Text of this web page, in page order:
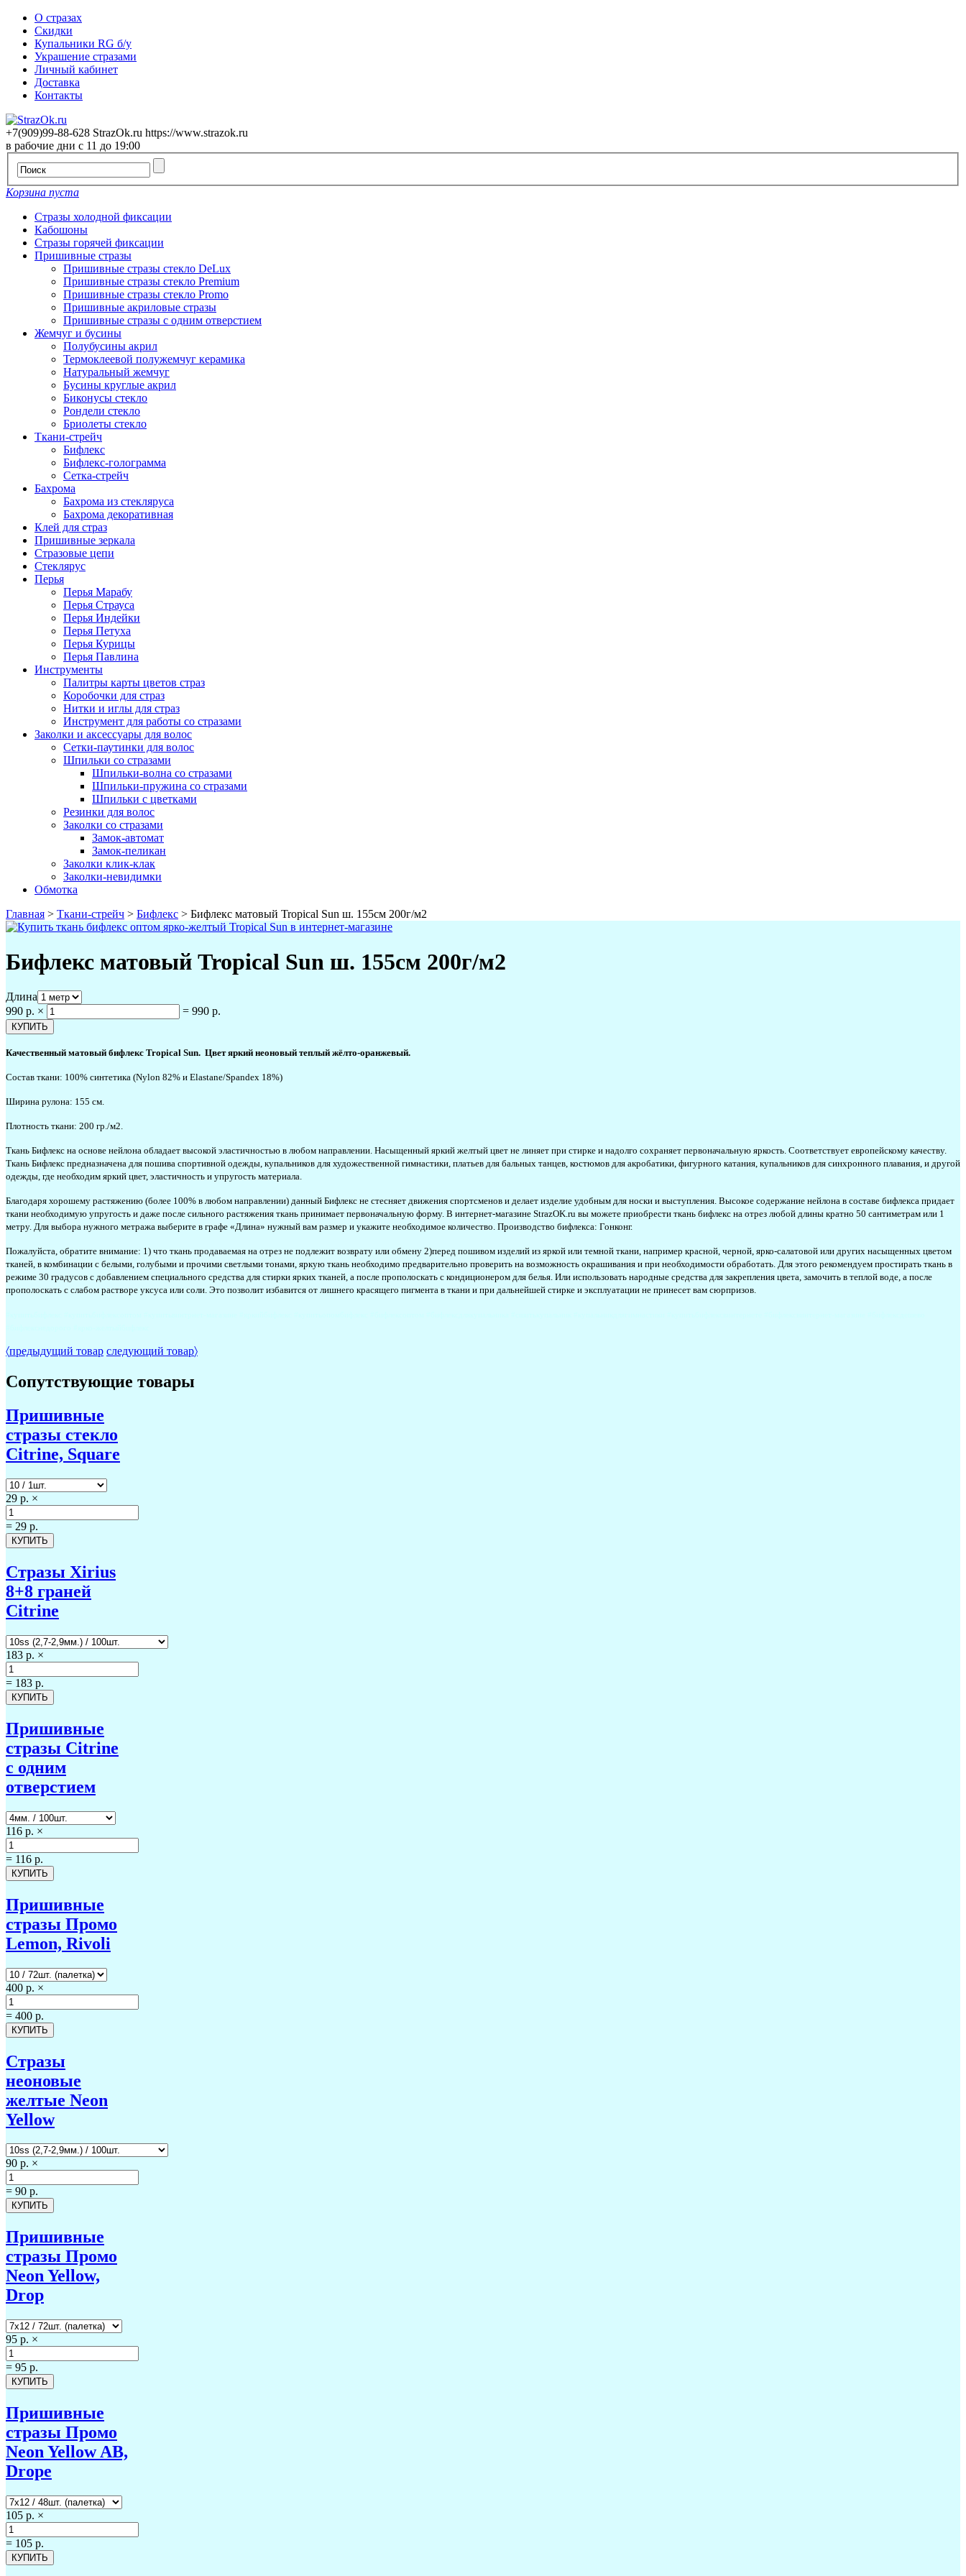
О стразах
Скидки
Купальники RG б/у
Украшение стразами
Личный кабинет
Доставка
Контакты
+7(909)99-88-628 StrazOk.ru https://www.strazok.ru
в рабочие дни с 11 до 19:00
Корзина пуста
Стразы холодной фиксации
Кабошоны
Стразы горячей фиксации
Пришивные стразы
Пришивные стразы стекло DeLux
Пришивные стразы стекло Premium
Пришивные стразы стекло Promo
Пришивные акриловые стразы
Пришивные стразы с одним отверстием
Жемчуг и бусины
Полубусины акрил
Термоклеевой полужемчуг керамика
Натуральный жемчуг
Бусины круглые акрил
Биконусы стекло
Рондели стекло
Бриолеты стекло
Ткани-стрейч
Бифлекс
Бифлекс-голограмма
Сетка-стрейч
Бахрома
Бахрома из стекляруса
Бахрома декоративная
Клей для страз
Пришивные зеркала
Cтразовые цепи
Стеклярус
Перья
Перья Марабу
Перья Страуса
Перья Индейки
Перья Петуха
Перья Курицы
Перья Павлина
Инструменты
Палитры карты цветов страз
Коробочки для страз
Нитки и иглы для страз
Инструмент для работы со стразами
Заколки и аксессуары для волос
Сетки-паутинки для волос
Шпильки со стразами
Шпильки-волна со стразами
Шпильки-пружина со стразами
Шпильки с цветками
Резинки для волос
Заколки со стразами
Замок-автомат
Замок-пеликан
Заколки клик-клак
Заколки-невидимки
Обмотка
Главная > Ткани-стрейч > Бифлекс > Бифлекс матовый Tropical Sun ш. 155см 200г/м2
Бифлекс матовый Tropical Sun ш. 155см 200г/м2
Длина
990 р. × = 990 р.
Качественный матовый бифлекс Tropical Sun. Цвет яркий неоновый теплый жёлто-оранжевый.
Состав ткани: 100% синтетика (Nylon 82% и Elastane/Spandex 18%)
Ширина рулона: 155 см.
Плотность ткани: 200 гр./м2.
Ткань Бифлекс на основе нейлона обладает высокой эластичностью в любом направлении. Насыщенный яркий желтый цвет не линяет при стирке и надолго сохраняет первоначальную яркость. Соответствует европейскому качеству.
Ткань Бифлекс предназначена для пошива спортивной одежды, купальников для художественной гимнастики, платьев для бальных танцев, костюмов для акробатики, фигурного катания, купальников для синхронного плавания, и другой
одежды, где необходим яркий цвет, эластичность и упругость материала.
Благодаря хорошему растяжению (более 100% в любом направлении) данный Бифлекс не стесняет движения спортсменов и делает изделие удобным для носки и выступления. Высокое содержание нейлона в составе бифлекса придает
ткани необходимую упругость и даже после сильного растяжения ткань принимает первоначальную форму. В интернет-магазине StrazOK.ru вы можете приобрести ткань бифлекс на отрез любой длины кратно 50 сантиметрам или 1
метру. Для выбора нужного метража выберите в графе «Длина» нужный вам размер и укажите необходимое количество. Производство бифлекса: Гонконг.
Пожалуйста, обратите внимание: 1) что ткань продаваемая на отрез не подлежит возврату или обмену 2)перед пошивом изделий из яркой или темной ткани, например красной, черной, ярко-салатовой или других насыщенных цветом
тканей, в комбинации с белыми, голубыми и прочими светлыми тонами, яркую ткань необходимо предварительно проверить на возможность окрашивания и при необходимости обработать. Для этого рекомендуем простирать ткань в
режиме 30 градусов с добавлением специального средства для стирки ярких тканей, а после прополоскать с кондиционером для белья. Или использовать народные средства для закрепления цвета, замочить в теплой воде, а после
прополоскать с слабом растворе уксуса или соли. Это позволит избавится от лишнего красящего пигмента в ткани и при дальнейшей стирке и эксплуатации не принесет вам сюрпризов.
〈предыдущий товар следующий товар〉
Сопутствующие товары
Пришивные
стразы стекло
Citrine, Square
29 р. ×
= 29 р.
Стразы Xirius
8+8 граней
Citrine
183 р. ×
= 183 р.
Пришивные
стразы Citrine
с одним
отверстием
116 р. ×
= 116 р.
Пришивные
стразы Промо
Lemon, Rivoli
400 р. ×
= 400 р.
Стразы
неоновые
желтые Neon
Yellow
90 р. ×
= 90 р.
Пришивные
стразы Промо
Neon Yellow,
Drop
95 р. ×
= 95 р.
Пришивные
стразы Промо
Neon Yellow AB,
Drope
105 р. ×
= 105 р.